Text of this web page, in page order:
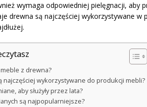
wymaga odpowiedniej pielęgnacji, aby
drewna są najczęściej wykorzystywane w
z drewna?
najczęściej wykorzystywane do produkcji mebli?
aby służyły przez lata?
są najpopularniejsze?